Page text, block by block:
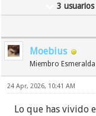
3
Moebius
Miembro Esmeralda
24 Apr, 2026, 10:41 AM
Lo que has vivido